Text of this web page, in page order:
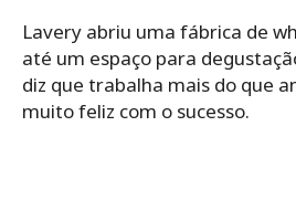
Lavery abriu uma fábrica de
até um espaço para
diz que trabalha mais do que
muito feliz com o sucesso.